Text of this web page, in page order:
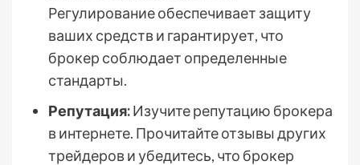
Регулирование обеспечивает защиту
ваших средств и гарантирует, что
брокер соблюдает определенные
стандарты.
Репутация:Изучите репутацию брокера
в интернете. Прочитайте отзывы других
трейдеров и убедитесь, что брокер